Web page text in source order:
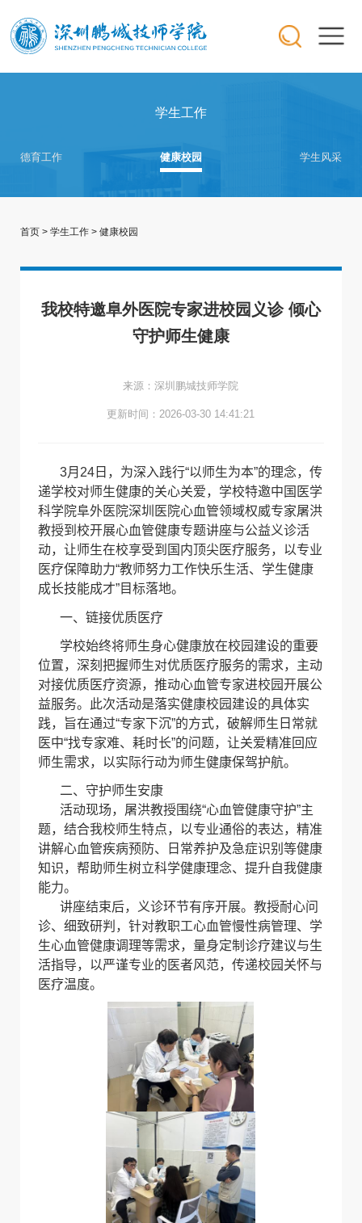
学生工作
德育工作 健康校园 学生风采
首页> 学生工作> 健康校园
我校特邀阜外医院专家进校园义诊 倾心
守护师生健康
来源：深圳鹏城技师学院
更新时间：2026-03-30 14:41:21
3月 24日，为深入践行“以师生为本”的理念，传
递学校对师生健康的关心关爱，学校特邀中国医学
科学院阜外医院深圳医院心血管领域权威专家屠洪
教授到校开展心血管健康专题讲座与公益义诊活
动，让师生在校享受到国内顶尖医疗服务，以专业
医疗保障助力“教师努力工作快乐生活、学生健康
成长技能成才”目标落地。
一、链接优质医疗
学校始终将师生身心健康放在校园建设的重要
位置，深刻把握师生对优质医疗服务的需求，主动
对接优质医疗资源，推动心血管专家进校园开展公
益服务。此次活动是落实健康校园建设的具体实
践，旨在通过“专家下沉”的方式，破解师生日常就
医中“找专家难、耗时长”的问题，让关爱精准回应
师生需求，以实际行动为师生健康保驾护航。
二、守护师生安康
活动现场，屠洪教授围绕“心血管健康守护”主
题，结合我校师生特点，以专业通俗的表达，精准
讲解心血管疾病预防、日常养护及急症识别等健康
知识，帮助师生树立科学健康理念、提升自我健康
能力。
讲座结束后，义诊环节有序开展。教授耐心问
诊、细致研判，针对教职工心血管慢性病管理、学
生心血管健康调理等需求，量身定制诊疗建议与生
活指导，以严谨专业的医者风范，传递校园关怀与
医疗温度。